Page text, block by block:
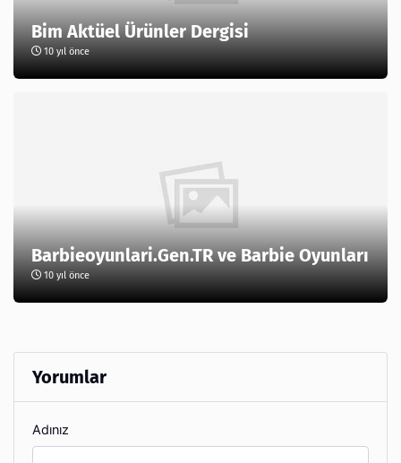
Bim Aktüel Ürünler Dergisi
10 yıl önce
Barbieoyunlari.Gen.TR ve Barbie Oyunları
10 yıl önce
Yorumlar
Adınız